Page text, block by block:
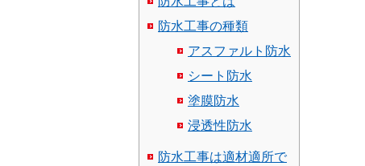
防水工事の種類
アスファルト防水
シート防水
塗膜防水
浸透性防水
防水工事は適材適所で